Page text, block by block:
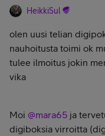
HeikkiSul
olen uusi telian
nauhoitusta toimi ok
tulee ilmoitus jokin
vika
Moi @mara65 ja
digiboksia virroitta